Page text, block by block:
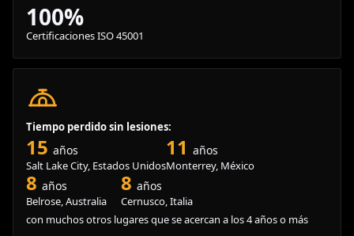
100%
Certificaciones ISO 45001
Tiempo perdido sin lesiones:
15 años
Salt Lake City, Estados Unidos
11 años
Monterrey, México
8 años
Belrose, Australia
8 años
Cernusco, Italia
con muchos otros lugares que se acercan a los 4 años o más